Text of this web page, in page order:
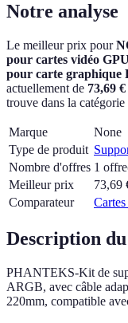
Notre analyse
Le meilleur prix pour
pour cartes vidéo
pour carte graphique
actuellement de 73,69 €
trouve dans la catégorie
Marque
None
Type de produit
Nombre d'offres 1
Meilleur prix
73,69
Comparateur
Description
PHANTEKS-Kit de
ARGB, avec câble
220mm, compatible